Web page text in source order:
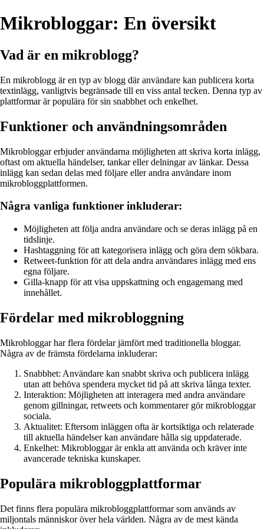
Mikrobloggar: En översikt
Vad är en mikroblogg?
En mikroblogg är en typ av blogg där användare kan publicera korta
textinlägg, vanligtvis begränsade till en viss antal tecken. Denna typ av
plattformar är populära för sin snabbhet och enkelhet.
Funktioner och användningsområden
Mikrobloggar erbjuder användarna möjligheten att skriva korta inlägg,
oftast om aktuella händelser, tankar eller delningar av länkar. Dessa
inlägg kan sedan delas med följare eller andra användare inom
mikrobloggplattformen.
Några vanliga funktioner inkluderar:
Möjligheten att följa andra användare och se deras inlägg på en
tidslinje.
Hashtaggning för att kategorisera inlägg och göra dem sökbara.
Retweet-funktion för att dela andra användares inlägg med ens
egna följare.
Gilla-knapp för att visa uppskattning och engagemang med
innehållet.
Fördelar med mikrobloggning
Mikrobloggar har flera fördelar jämfört med traditionella bloggar.
Några av de främsta fördelarna inkluderar:
Snabbhet: Användare kan snabbt skriva och publicera inlägg
utan att behöva spendera mycket tid på att skriva långa texter.
Interaktion: Möjligheten att interagera med andra användare
genom gillningar, retweets och kommentarer gör mikrobloggar
sociala.
Aktualitet: Eftersom inläggen ofta är kortsiktiga och relaterade
till aktuella händelser kan användare hålla sig uppdaterade.
Enkelhet: Mikrobloggar är enkla att använda och kräver inte
avancerade tekniska kunskaper.
Populära mikrobloggplattformar
Det finns flera populära mikrobloggplattformar som används av
miljontals människor över hela världen. Några av de mest kända